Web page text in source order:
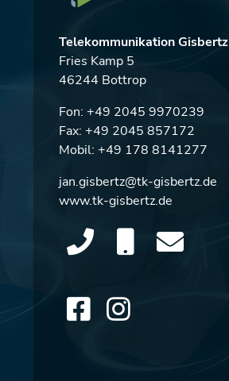
Telekommunikation Gisbertz
Fries Kamp 5
46244 Bottrop
Fon: +49 2045 9970239
Fax: +49 2045 857172
Mobil: +49 178 8141277
jan.gisbertz@tk-gisbertz.de
www.tk-gisbertz.de